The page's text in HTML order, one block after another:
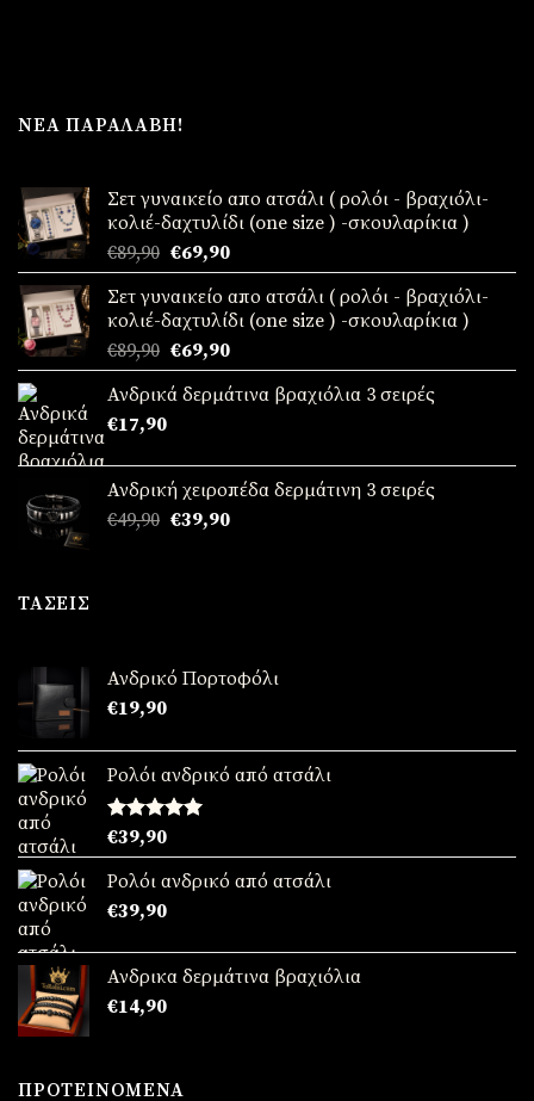
ΝΈΑ ΠΑΡΑΛΑΒΉ!
Σετ γυναικείο απο ατσάλι ( ρολόι - βραχιόλι-
κολιέ-δαχτυλίδι (one size ) -σκουλαρίκια )
€89,90 Original
price
was:
€89,90.
€69,90Η
τρέχουσα
τιμή
είναι:
€69,90.
Σετ γυναικείο απο ατσάλι ( ρολόι - βραχιόλι-
κολιέ-δαχτυλίδι (one size ) -σκουλαρίκια )
€89,90 Original
price
was:
€69,90Η
τρέχουσα
τιμή
Ανδρικά δερμάτινα βραχιόλια 3 σειρές
€17,90
Ανδρική χειροπέδα δερμάτινη 3 σειρές
€49,90 Original
€39,90Η
ΤΆΣΕΙΣ
Ανδρικό Πορτοφόλι
€19,90
Ρολόι ανδρικό από ατσάλι
Βαθμολογήθηκε
με5.00
από 5
€39,90
Ρολόι ανδρικό από ατσάλι
€39,90
Ανδρικα δερμάτινα βραχιόλια
€14,90
ΠΡΟΤΕΙΝΌΜΕΝΑ